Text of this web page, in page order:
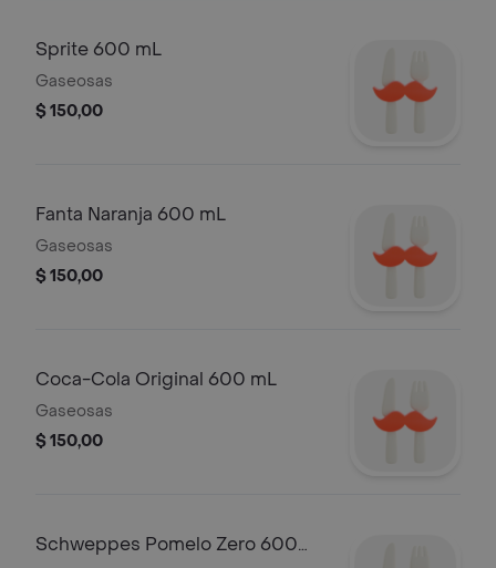
Sprite 600 mL
Gaseosas
$ 150,00
Fanta Naranja 600 mL
Gaseosas
$ 150,00
Coca-Cola Original 600 mL
Gaseosas
$ 150,00
Schweppes Pomelo Zero 600